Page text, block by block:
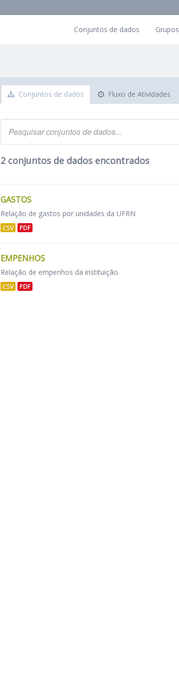
Conjuntos de dados Grupos
Conjuntos de dados Fluxo de Atividades
2 conjuntos de dados encontrados
GASTOS
Relação de gastos por unidades da UFRN
CSV PDF
EMPENHOS
Relação de empenhos da instituição.
CSV PDF